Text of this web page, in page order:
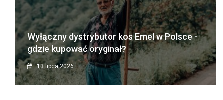
Wyłączny dystrybutor kos Emel w Polsce -
gdzie kupować oryginał?
13 lipca 2026